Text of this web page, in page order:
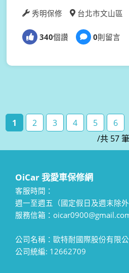
秀明保修 台北市文山區
340個讚 0則留言
1 2 3 4 5 6
/共 57 筆
OiCar 我愛車保修網
客服時間：
週一至週五（國定假日及週末除
服務信箱：
公司名稱：歐特耐國際股份有限
公司統編: 12662709